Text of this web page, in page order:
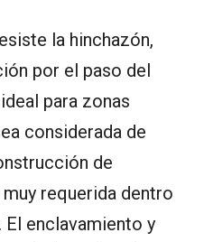
la hinchazón,
por el paso del
para zonas
considerada de
de
requerida dentro
El enclavamiento y